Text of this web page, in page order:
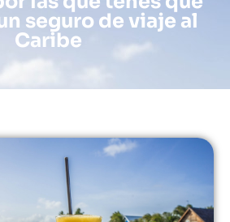
seguro de viaje al
Caribe